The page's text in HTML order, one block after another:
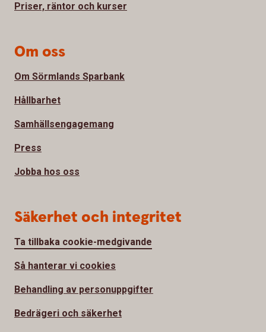
Priser, räntor och kurser
Om oss
Om Sörmlands Sparbank
Hållbarhet
Samhällsengagemang
Press
Jobba hos oss
Säkerhet och integritet
Ta tillbaka cookie-medgivande
Så hanterar vi cookies
Behandling av personuppgifter
Bedrägeri och säkerhet